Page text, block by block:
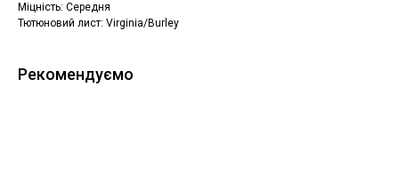
Міцність: Середня
Тютюновий лист: Virginia/Burley
Рекомендуємо